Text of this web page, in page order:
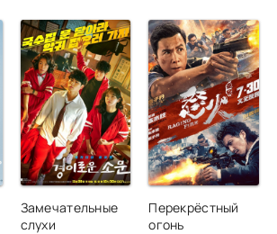
Замечательные
слухи
Перекрёстный
огонь